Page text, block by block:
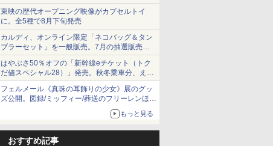
ショーツは1990円に
東映の歴代オープニング映像がカプセルトイ
に。全5種で8月下旬発売
カルディ、オンライン限定「ネコバッグ＆タン
ブラーセット」を一般販売。7月の抽選販売の
当選無効分
はやぶさ50％オフの「新幹線eチケット（トク
だ値スペシャル28）」発売。秋冬乗車分、えき
ねっと限定
フェルメール《真珠の耳飾りの少女》展のグッ
ズ公開。図録/ミッフィー/葬送のフリーレンほ
もっと見る
おすすめ記事